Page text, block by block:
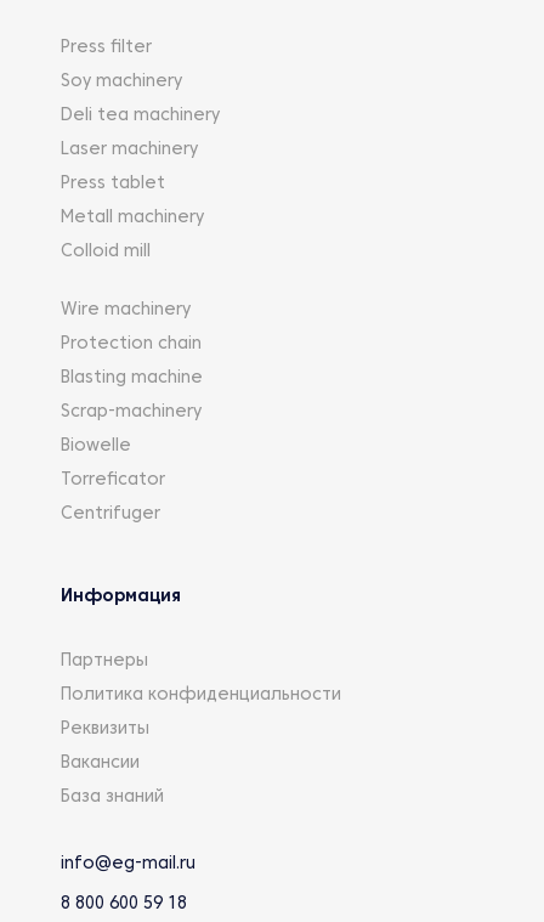
Press filter
Soy machinery
Deli tea machinery
Laser machinery
Press tablet
Metall machinery
Colloid mill
Wire machinery
Protection chain
Blasting machine
Scrap-machinery
Biowelle
Torreficator
Centrifuger
Информация
Партнеры
Политика конфиденциальности
Реквизиты
Вакансии
База знаний
info@eg-mail.ru
8 800 600 59 18